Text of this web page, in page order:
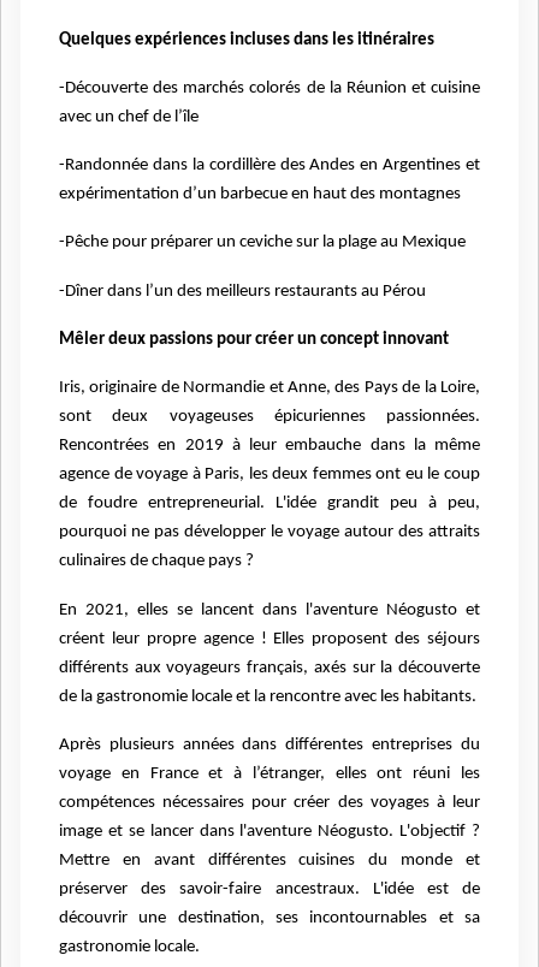
Quelques expériences incluses dans les itinéraires
-Découverte des marchés colorés de la Réunion et cuisine
avec un chef de l’île
-Randonnée dans la cordillère des Andes en Argentines et
expérimentation d’un barbecue en haut des montagnes
-Pêche pour préparer un ceviche sur la plage au Mexique
-Dîner dans l’un des meilleurs restaurants au Pérou
Mêler deux passions pour créer un concept innovant
Iris, originaire de Normandie et Anne, des Pays de la Loire,
sont deux voyageuses épicuriennes passionnées.
Rencontrées en 2019 à leur embauche dans la même
agence de voyage à Paris, les deux femmes ont eu le coup
de foudre entrepreneurial. L'idée grandit peu à peu,
pourquoi ne pas développer le voyage autour des attraits
culinaires de chaque pays ?
En 2021, elles se lancent dans l'aventure Néogusto et
créent leur propre agence ! Elles proposent des séjours
différents aux voyageurs français, axés sur la découverte
de la gastronomie locale et la rencontre avec les habitants.
Après plusieurs années dans différentes entreprises du
voyage en France et à l’étranger, elles ont réuni les
compétences nécessaires pour créer des voyages à leur
image et se lancer dans l'aventure Néogusto. L'objectif ?
Mettre en avant différentes cuisines du monde et
préserver des savoir-faire ancestraux. L'idée est de
découvrir une destination, ses incontournables et sa
gastronomie locale.